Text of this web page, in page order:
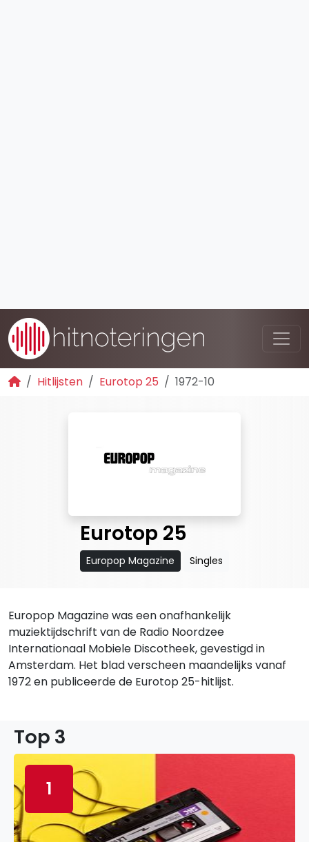
Hitlijsten Eurotop 25 1972-10
Eurotop 25
Europop Magazine Singles
Europop Magazine was een onafhankelijk
muziektijdschrift van de Radio Noordzee
Internationaal Mobiele Discotheek, gevestigd in
Amsterdam. Het blad verscheen maandelijks vanaf
1972 en publiceerde de Eurotop 25-hitlijst.
Top 3
1